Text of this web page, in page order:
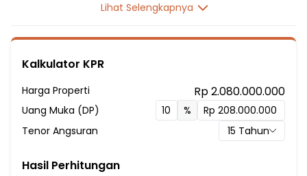
4 Kamar Mandi
Listrik 5500 VA
Sumber Air Tanah
Hadap Selatan
7 menit ke Sekolah Menengah Pertama PGRI 2 Pinang
Lihat Selengkapnya
Kalkulator KPR
Harga Properti Rp 2.080.000.000
Uang Muka (DP)
%
Tenor Angsuran
15 Tahun
Hasil Perhitungan